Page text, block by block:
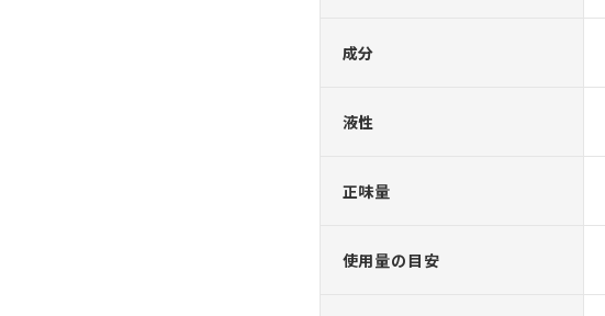
成分
液性
正味量
使用量の目安